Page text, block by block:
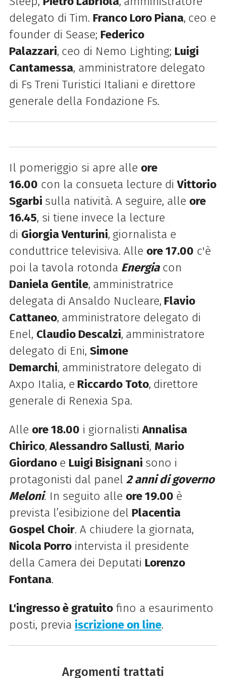
delegato di Tim. Franco Loro Piana, ceo e
founder di Sease; Federico
Palazzari, ceo di Nemo Lighting; Luigi
Cantamessa, amministratore delegato
di Fs Treni Turistici Italiani e direttore
generale della Fondazione Fs.
Il pomeriggio si apre alle ore
16.00 con la consueta lecture diVittorio
Sgarbi sulla natività. A seguire, alle ore
16.45, si tiene invece la lecture
di Giorgia Venturini, giornalista e
conduttrice televisiva. Alle ore 17.00 c'è
poi la tavola rotonda Energiacon
Daniela Gentile, amministratrice
delegata di Ansaldo Nucleare, Flavio
Cattaneo, amministratore delegato di
Enel, Claudio Descalzi, amministratore
delegato di Eni, Simone
Demarchi, amministratore delegato di
Axpo Italia, e Riccardo Toto, direttore
generale di Renexia Spa.
Alle ore 18.00 i giornalistiAnnalisa
Chirico,Alessandro Sallusti, Mario
Giordano e Luigi Bisignani sono i
protagonisti dal panel 2 anni di governo
Meloni. In seguito alle ore 19.00 è
prevista l’esibizione del Placentia
Gospel Choir. A chiudere la giornata,
Nicola Porrointervista il presidente
della Camera dei Deputati Lorenzo
Fontana.
L'ingresso è gratuitofino a esaurimento
posti, previa iscrizione on line.
Argomenti trattati